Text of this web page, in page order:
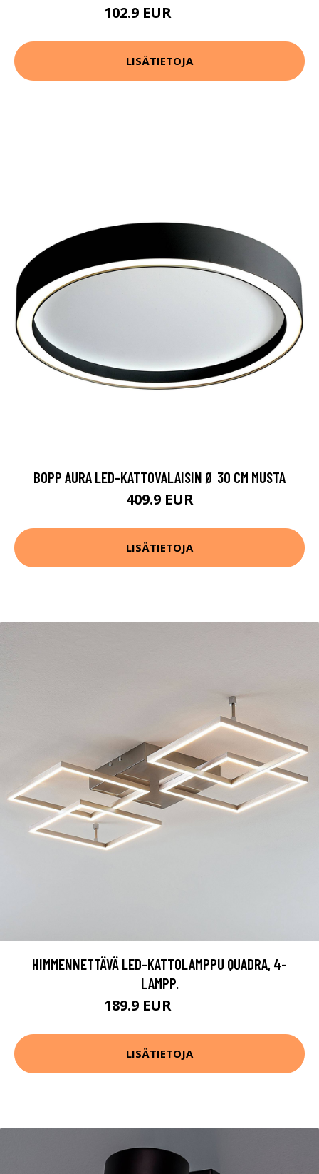
102.9 EUR
LISÄTIETOJA
BOPP AURA LED-KATTOVALAISIN Ø 30 CM MUSTA
409.9 EUR
LISÄTIETOJA
HIMMENNETTÄVÄ LED-KATTOLAMPPU QUADRA, 4-
LAMPP.
189.9 EUR
LISÄTIETOJA